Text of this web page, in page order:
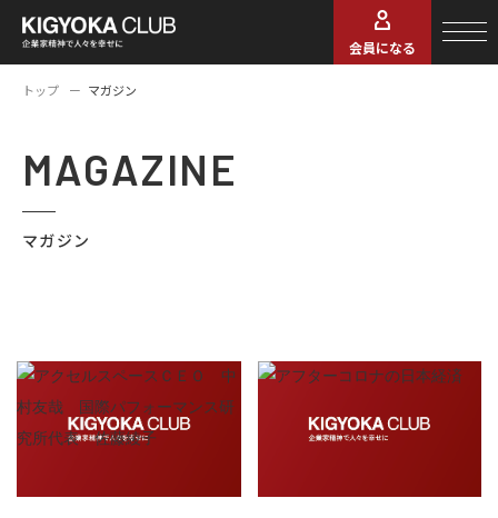
会員になる
トップ マガジン
MAGAZINE
マガジン